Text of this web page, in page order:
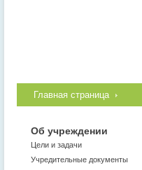
Главная страница
Об учреждении
Цели и задачи
Учредительные документы